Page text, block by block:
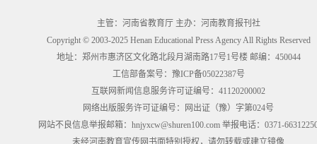
主管：河南省教育厅 主办：河南教育报刊社
Copyright © 2003-2025 Henan Educational Press Agency All Rights Reserved
地址：郑州市惠济区文化路北段月湖南路17号1号楼 邮编：450044
工信部备案号： 豫ICP备05022387号
互联网新闻信息服务许可证编号：41120200002
网络出版服务许可证编号：网出证（豫）字第024号
网站不良信息举报邮箱：hnjyxcw@shuren100.com 举报电话：0371-
未经河南教育宣传网书面特别授权，请勿转载或建立镜像